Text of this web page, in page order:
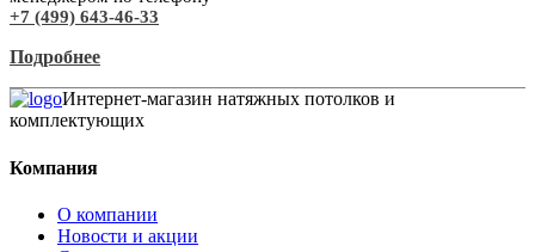
+7 (499) 643-46-33
Подробнее
Интернет-магазин натяжных потолков и
комплектующих
Компания
О компании
Новости и акции